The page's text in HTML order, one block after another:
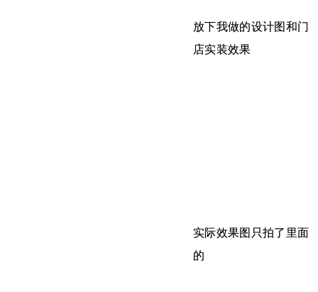
放下我做的设计图和门
店实装效果
实际效果图只拍了里面
的